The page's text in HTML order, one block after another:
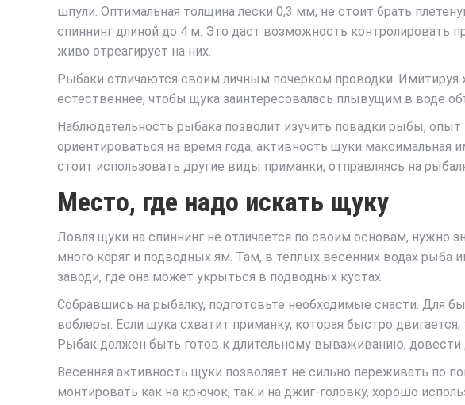
шпули. Оптимальная толщина лески 0,3 мм, не стоит брать
спиннинг длиной до 4 м. Это даст возможность контролировать
живо отреагирует на них.
Рыбаки отличаются своим личным почерком проводки.
естественнее, чтобы щука заинтересовалась плывущим в воде
Наблюдательность рыбака позволит изучить повадки рыбы,
ориентироваться на время года, активность щуки максимальная
стоит использовать другие виды приманки, отправляясь на
Место, где надо искать щуку
Ловля щуки на спиннинг не отличается по своим основам, нужно
много коряг и подводных ям. Там, в теплых весенних водах
заводи, где она может укрыться в подводных кустах.
Собравшись на рыбалку, подготовьте необходимые снасти. Для
воблеры. Если щука схватит приманку, которая быстро
Рыбак должен быть готов к длительному вываживанию, довести
Весенняя активность щуки позволяет не сильно переживать по
монтировать как на крючок, так и на джиг-головку, хорошо